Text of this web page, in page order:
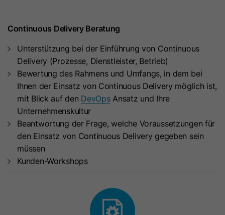
Continuous Delivery Beratung
Unterstützung bei der Einführung von Continuous
Delivery (Prozesse, Dienstleister, Betrieb)
Bewertung des Rahmens und Umfangs, in dem bei
Ihnen der Einsatz von Continuous Delivery möglich ist,
mit Blick auf den DevOpsAnsatz und Ihre
Unternehmenskultur
Beantwortung der Frage, welche Voraussetzungen für
den Einsatz von Continuous Delivery gegeben sein
müssen
Kunden-Workshops
LinkedIn Ads synchronisiert.
Name AnalyticsSyncHistory
Anbieter LinkedIn
Laufzeit 30 Tage
Zweck
Mit diesem Cookie wird gespeichert,
wann eine Synchronisierung mit dem
stattgefunden hat.
lms_ads
Zweck
Es wird verwendet, um zu ermitteln,
Sitzungszahl und die Zeitstempel im
__hstc-Cookie erhöhen muss. Es
enthält die Domain, die Zahl der
Seitenaufrufe (viewCount, erhöht
sich mit jedem Seitenaufruf
[pageView] in einer Sitzung) und den
Sitzungsbeginn-Zeitstempel.
Name __hssrc
Es läuft am Ende der Sitzung ab